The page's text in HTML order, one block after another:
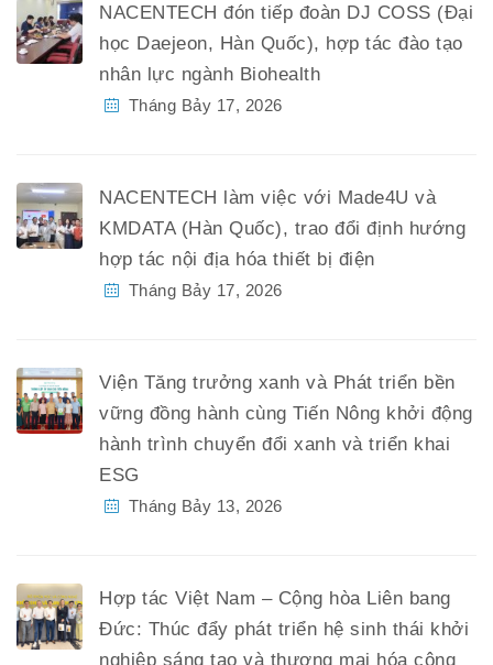
NACENTECH đón tiếp đoàn DJ COSS (Đại
học Daejeon, Hàn Quốc), hợp tác đào tạo
nhân lực ngành Biohealth
Tháng Bảy 17, 2026
NACENTECH làm việc với Made4U và
KMDATA (Hàn Quốc), trao đổi định hướng
hợp tác nội địa hóa thiết bị điện
Tháng Bảy 17, 2026
Viện Tăng trưởng xanh và Phát triển bền
vững đồng hành cùng Tiến Nông khởi động
hành trình chuyển đổi xanh và triển khai
ESG
Tháng Bảy 13, 2026
Hợp tác Việt Nam – Cộng hòa Liên bang
Đức: Thúc đẩy phát triển hệ sinh thái khởi
nghiệp sáng tạo và thương mại hóa công